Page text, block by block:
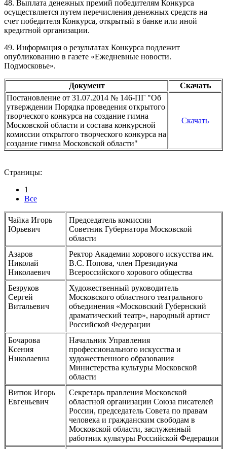
48. Выплата денежных премий победителям Конкурса
осуществляется путем перечисления денежных средств на
счет победителя Конкурса, открытый в банке или иной
кредитной организации.
49. Информация о результатах Конкурса подлежит
опубликованию в газете «Ежедневные новости.
Подмосковье».
Документ
Скачать
Постановление от 31.07.2014 № 146-ПГ "Об
утверждении Порядка проведения открытого
творческого конкурса на создание гимна
Московской области и состава конкурсной
комиссии открытого творческого конкурса на
создание гимна Московской области"
Скачать
Страницы:
1
Все
Чайка Игорь
Юрьевич
Председатель комиссии
Советник Губернатора Московской
области
Азаров
Николай
Николаевич
Ректор Академии хорового искусства им.
В.С. Попова, член Президиума
Всероссийского хорового общества
Безруков
Сергей
Витальевич
Художественный руководитель
Московского областного театрального
объединения «Московский Губернский
драматический театр», народный артист
Российской Федерации
Бочарова
Ксения
Николаевна
Начальник Управления
профессионального искусства и
художественного образования
Министерства культуры Московской
области
Витюк Игорь
Евгеньевич
Секретарь правления Московской
областной организации Союза писателей
России, председатель Совета по правам
человека и гражданским свободам в
Московской области, заслуженный
работник культуры Российской Федерации